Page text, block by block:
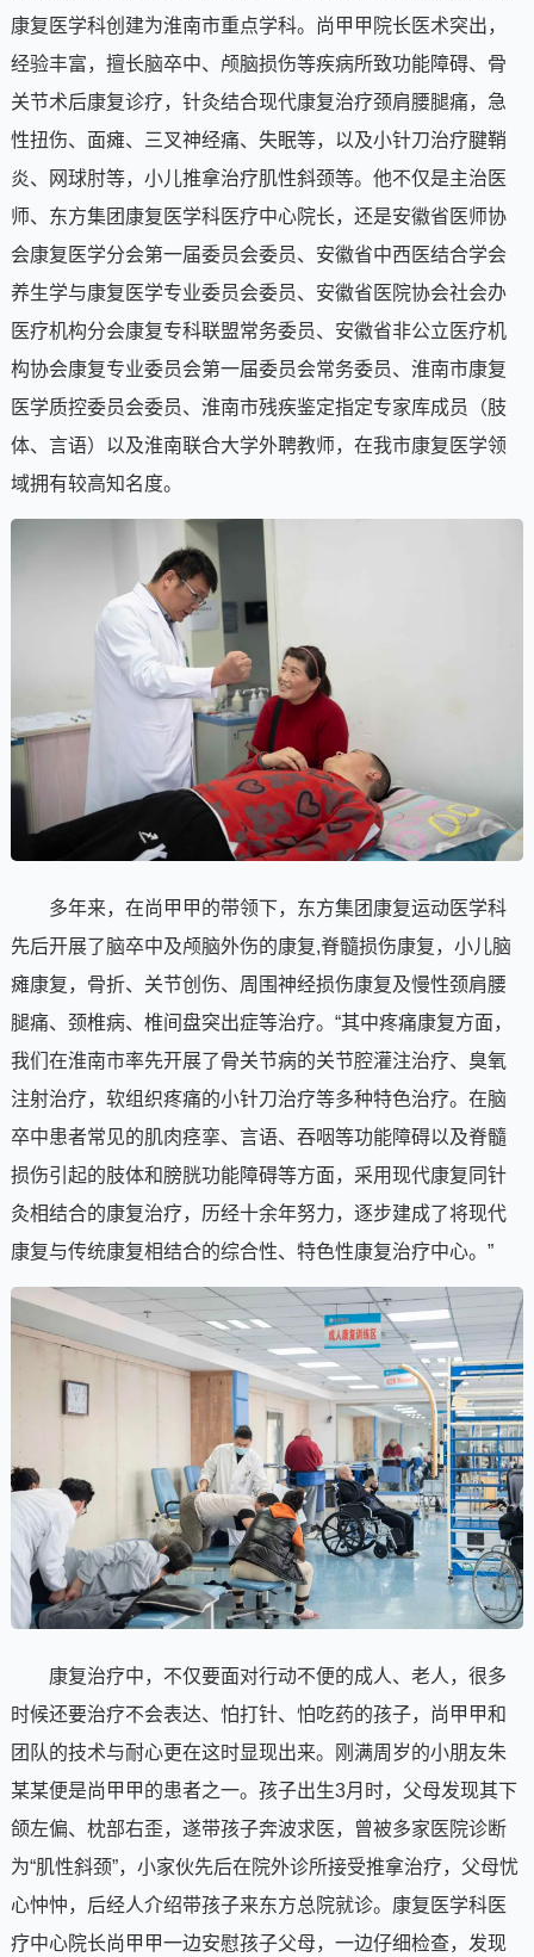
康复医学科创建为淮南市重点学科。尚甲甲院长医术突出，
经验丰富，擅长脑卒中、颅脑损伤等疾病所致功能障碍、骨
关节术后康复诊疗，针灸结合现代康复治疗颈肩腰腿痛，急
性扭伤、面瘫、三叉神经痛、失眠等，以及小针刀治疗腱鞘
炎、网球肘等，小儿推拿治疗肌性斜颈等。他不仅是主治医
师、东方集团康复医学科医疗中心院长，还是安徽省医师协
会康复医学分会第一届委员会委员、安徽省中西医结合学会
养生学与康复医学专业委员会委员、安徽省医院协会社会办
医疗机构分会康复专科联盟常务委员、安徽省非公立医疗机
构协会康复专业委员会第一届委员会常务委员、淮南市康复
医学质控委员会委员、淮南市残疾鉴定指定专家库成员（肢
体、言语）以及淮南联合大学外聘教师，在我市康复医学领
域拥有较高知名度。
多年来，在尚甲甲的带领下，东方集团康复运动医学科
先后开展了脑卒中及颅脑外伤的康复,脊髓损伤康复，小儿脑
瘫康复，骨折、关节创伤、周围神经损伤康复及慢性颈肩腰
腿痛、颈椎病、椎间盘突出症等治疗。“其中疼痛康复方面，
我们在淮南市率先开展了骨关节病的关节腔灌注治疗、臭氧
注射治疗，软组织疼痛的小针刀治疗等多种特色治疗。在脑
卒中患者常见的肌肉痉挛、言语、吞咽等功能障碍以及脊髓
损伤引起的肢体和膀胱功能障碍等方面，采用现代康复同针
灸相结合的康复治疗，历经十余年努力，逐步建成了将现代
康复与传统康复相结合的综合性、特色性康复治疗中心。”
康复治疗中，不仅要面对行动不便的成人、老人，很多
时候还要治疗不会表达、怕打针、怕吃药的孩子，尚甲甲和
团队的技术与耐心更在这时显现出来。刚满周岁的小朋友朱
某某便是尚甲甲的患者之一。孩子出生3月时，父母发现其下
颌左偏、枕部右歪，遂带孩子奔波求医，曾被多家医院诊断
为“肌性斜颈”，小家伙先后在院外诊所接受推拿治疗，父母忧
心忡忡，后经人介绍带孩子来东方总院就诊。康复医学科医
疗中心院长尚甲甲一边安慰孩子父母，一边仔细检查，发现